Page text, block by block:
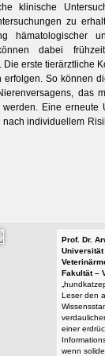
klinische
zu
hämatologischer
dabei
erste tierärztliche
So können
das
Eine erneute
individuellem
Prof. Dr.
Universität
Fakultät –
Leser den
einer
wenn